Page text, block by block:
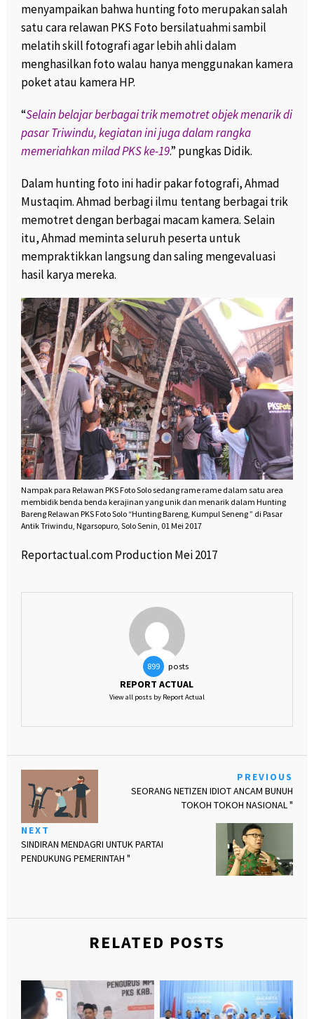
menyampaikan bahwa hunting foto merupakan salah
satu cara relawan PKS Foto bersilatuahmi sambil
melatih skill fotografi agar lebih ahli dalam
menghasilkan foto walau hanya menggunakan kamera
poket atau kamera HP.
“Selain belajar berbagai trik memotret objek menarik di
pasar Triwindu, kegiatan ini juga dalam rangka
memeriahkan milad PKS ke-19.” pungkas Didik.
Dalam hunting foto ini hadir pakar fotografi, Ahmad
Mustaqim. Ahmad berbagi ilmu tentang berbagai trik
memotret dengan berbagai macam kamera. Selain
itu, Ahmad meminta seluruh peserta untuk
mempraktikkan langsung dan saling mengevaluasi
hasil karya mereka.
Nampak para Relawan PKS Foto Solo sedang rame rame dalam satu area
membidik benda benda kerajinan yang unik dan menarik dalam Hunting
Bareng Relawan PKS Foto Solo “Hunting Bareng, Kumpul Seneng ” di Pasar
Antik Triwindu, Ngarsopuro, Solo Senin, 01 Mei 2017
Reportactual.com Production Mei 2017
899 posts
REPORT ACTUAL
View all posts by Report Actual
PREVIOUS
SEORANG NETIZEN IDIOT ANCAM BUNUH
TOKOH TOKOH NASIONAL "
NEXT
SINDIRAN MENDAGRI UNTUK PARTAI
PENDUKUNG PEMERINTAH "
RELATED POSTS